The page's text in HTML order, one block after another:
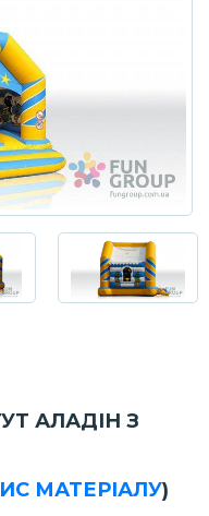
АЛАДІН З
МАТЕРІАЛУ)